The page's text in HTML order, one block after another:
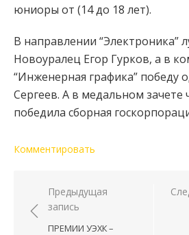
юниоры от (14 до 18 лет).
В направлении “Электроника”
Новоуралец Егор Гурков, а в
“Инженерная графика” победу
Сергеев. А в медальном зачете
победила сборная
Комментировать
Навигация по
Предыдущая
запись
ПРЕМИИ УЭХК –